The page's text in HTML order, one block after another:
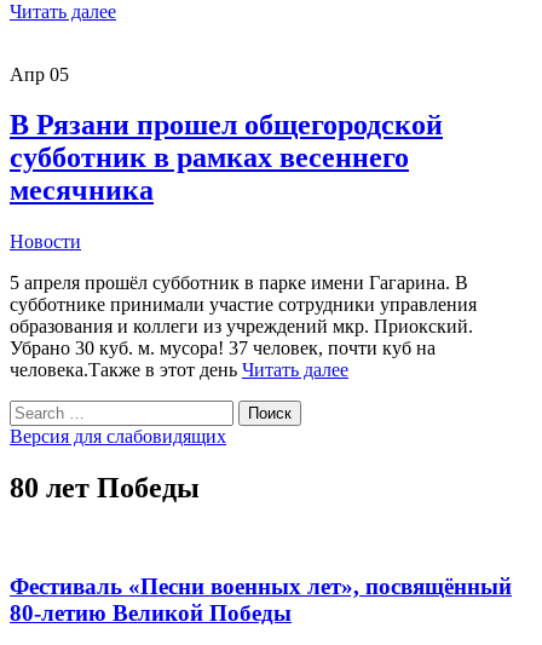
Читать далее
Апр 05
В Рязани прошел общегородской
субботник в рамках весеннего
месячника
Новости
5 апреля прошёл субботник в парке имени Гагарина. В
субботнике принимали участие сотрудники управления
образования и коллеги из учреждений мкр. Приокский.
Убрано 30 куб. м. мусора! 37 человек, почти куб на
человека.Также в этот день Читать далее
Search
for:
Поиск
Версия для слабовидящих
80 лет Победы
Фестиваль «Песни военных лет», посвящённый
80-летию Великой Победы